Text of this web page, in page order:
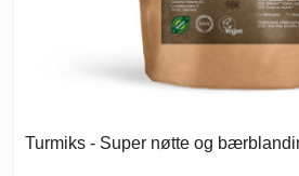
Turmiks - Super nøtte og